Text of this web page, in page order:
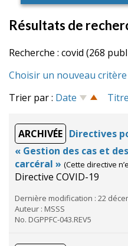
Résultats de
Recherche : covid (268
Choisir un nouveau
Trier par : Date Titre
ARCHIVÉE Directives
« Gestion des cas et
carcéral » (Cette directive
Directive COVID-19
Dernière modification : 22
Auteur : MSSS
No. DGPPFC-043.REV5